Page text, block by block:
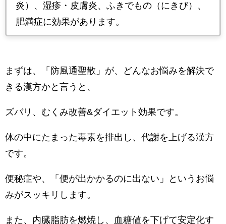
炎）、湿疹・皮膚炎、ふきでもの（にきび）、
肥満症に効果があります。
まずは、「防風通聖散」が、どんなお悩みを解決で
きる漢方かと言うと、
ズバリ、むくみ改善&ダイエット効果です。
体の中にたまった毒素を排出し、代謝を上げる漢方
です。
便秘症や、「便が出かかるのに出ない」というお悩
みがスッキリします。
また、内臓脂肪を燃焼し、血糖値を下げて安定化す